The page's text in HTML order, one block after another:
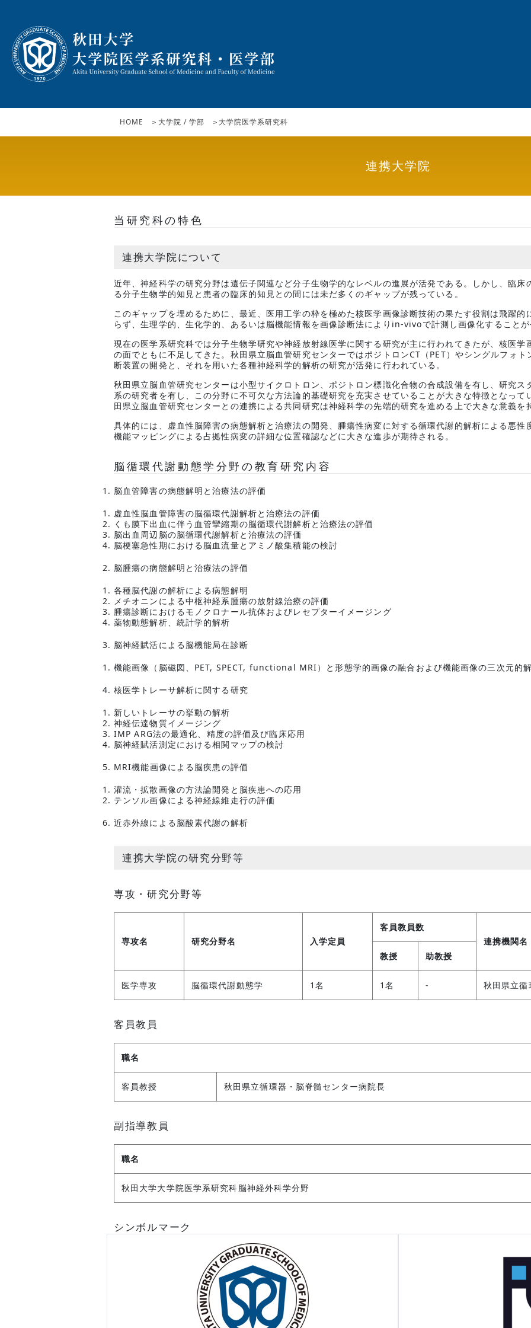
HOME 大学院 / 学部 大学院医学系研究科
連携大学院
当研究科の特色
連携大学院について
近年、神経科学の研究分野は遺伝子関連など分子生物学的なレベルの進展が活発である。しかし、臨
る分子生物学的知見と患者の臨床的知見との間には未だ多くのギャップが残っている。
このギャップを埋めるために、最近、医用工学の枠を極めた核医学画像診断技術の果たす役割は飛躍
らず、生理学的、生化学的、あるいは脳機能情報を画像診断法によりin-vivoで計測し画像化すること
現在の医学系研究科では分子生物学研究や神経放射線医学に関する研究が主に行われてきたが、核医
の面でともに不足してきた。秋田県立脳血管研究センターではポジトロンCT（PET）やシングルフォト
断装置の開発と、それを用いた各種神経科学的解析の研究が活発に行われている。
秋田県立脳血管研究センターは小型サイクロトロン、ポジトロン標識化合物の合成設備を有し、研究
系の研究者を有し、この分野に不可欠な方法論的基礎研究を充実させていることが大きな特徴となっ
田県立脳血管研究センターとの連携による共同研究は神経科学の先端的研究を進める上で大きな意義を
具体的には、虚血性脳障害の病態解析と治療法の開発、腫瘍性病変に対する循環代謝的解析による悪
機能マッピングによる占拠性病変の詳細な位置確認などに大きな進歩が期待される。
脳循環代謝動態学分野の教育研究内容
脳血管障害の病態解明と治療法の評価
虚血性脳血管障害の脳循環代謝解析と治療法の評価
くも膜下出血に伴う血管攣縮期の脳循環代謝解析と治療法の評価
脳出血周辺脳の脳循環代謝解析と治療法の評価
脳梗塞急性期における脳血流量とアミノ酸集積能の検討
脳腫瘍の病態解明と治療法の評価
各種脳代謝の解析による病態解明
メチオニンによる中枢神経系腫瘍の放射線治療の評価
腫瘍診断におけるモノクロナール抗体およびレセプターイメージング
薬物動態解析、統計学的解析
脳神経賦活による脳機能局在診断
機能画像（脳磁図、PET, SPECT, functional MRI）と形態学的画像の融合および機能画像の三次元的
核医学トレーサ解析に関する研究
新しいトレーサの挙動の解析
神経伝達物質イメージング
IMP ARG法の最適化、精度の評価及び臨床応用
脳神経賦活測定における相関マップの検討
MRI機能画像による脳疾患の評価
灌流・拡散画像の方法論開発と脳疾患への応用
テンソル画像による神経線維走行の評価
近赤外線による脳酸素代謝の解析
連携大学院の研究分野等
専攻・研究分野等
専攻名 研究分野名 入学定員
客員教員数
連携機関名
教授
助教授
医学専攻 脳循環代謝動態学 1名 1名 - 秋田県立
客員教員
職名
客員教授 秋田県立循環器・脳脊髄センター病院長
副指導教員
職名
秋田大学大学院医学系研究科脳神経外科学分野
シンボルマーク